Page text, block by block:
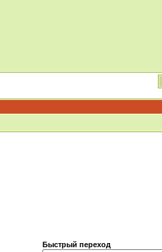
Быстрый переход